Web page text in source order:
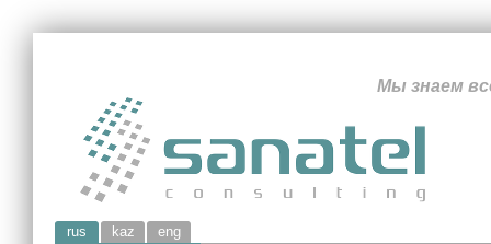
Мы знаем
rus kaz eng